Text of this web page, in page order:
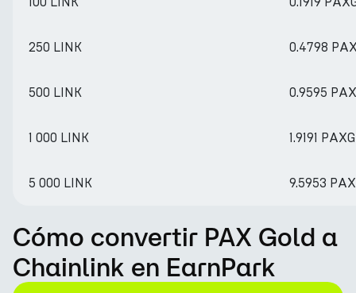
250 LINK 0.4798
500 LINK 0.9595
1 000 LINK 1.9191 PAXG
5 000 LINK 9.5953
Cómo convertir PAX Gold a
Chainlink en EarnPark